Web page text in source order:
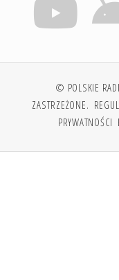
© POLSKIE
ZASTRZEŻONE.
PRYWATNOŚCI